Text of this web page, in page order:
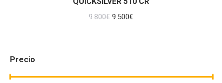
9.800€ El
9.500€El
Precio